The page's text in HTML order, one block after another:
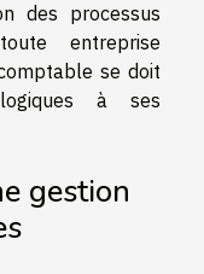
des processus
entreprise
se doit
à ses
gestion